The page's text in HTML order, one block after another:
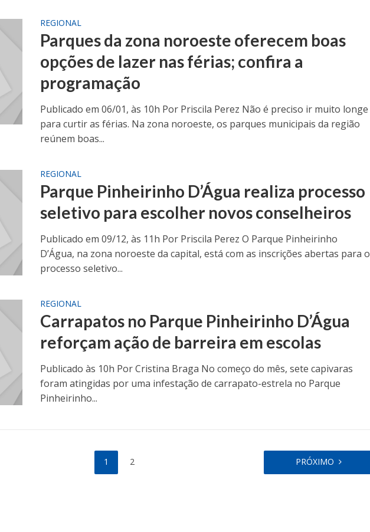
REGIONAL
Parques da zona noroeste oferecem boas
opções de lazer nas férias; confira a
programação
Publicado em 06/01, às 10h Por Priscila Perez Não é preciso ir muito longe
para curtir as férias. Na zona noroeste, os parques municipais da região
reúnem boas...
REGIONAL
Parque Pinheirinho D’Água realiza processo
seletivo para escolher novos conselheiros
Publicado em 09/12, às 11h Por Priscila Perez O Parque Pinheirinho
D’Água, na zona noroeste da capital, está com as inscrições abertas para o
processo seletivo...
REGIONAL
Carrapatos no Parque Pinheirinho D’Água
reforçam ação de barreira em escolas
Publicado às 10h Por Cristina Braga No começo do mês, sete capivaras
foram atingidas por uma infestação de carrapato-estrela no Parque
Pinheirinho...
1 2 PRÓXIMO